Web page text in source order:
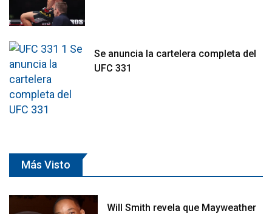
Se anuncia la cartelera completa del
UFC 331
Más Visto
Will Smith revela que Mayweather